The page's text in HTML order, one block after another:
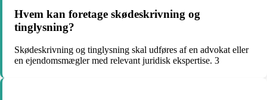
Hvem kan foretage skødeskrivning og
tinglysning?
Skødeskrivning og tinglysning skal udføres af en advokat eller
en ejendomsmægler med relevant juridisk ekspertise. 3